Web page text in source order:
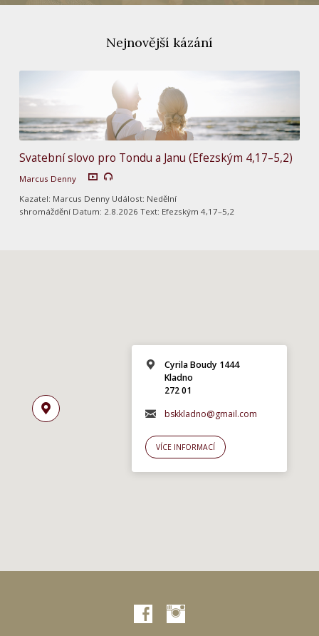
Nejnovější kázání
Svatební slovo pro Tondu a Janu (Efezským 4,17–5,2)
Marcus Denny
Kazatel: Marcus Denny Událost: Nedělní
shromáždění Datum: 2.8.2026 Text: Efezským 4,17–5,2
Cyrila Boudy 1444
Kladno
272 01
bskkladno@gmail.com
VÍCE INFORMACÍ